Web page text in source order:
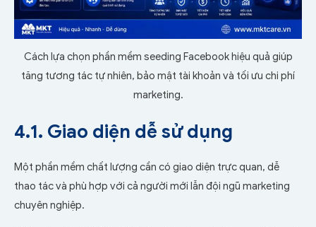
Cách lựa chọn phần mềm seeding Facebook hiệu quả giúp
tăng tương tác tự nhiên, bảo mật tài khoản và tối ưu chi phí
marketing.
4.1. Giao diện dễ sử dụng
Một phần mềm chất lượng cần có giao diện trực quan, dễ
thao tác và phù hợp với cả người mới lẫn đội ngũ marketing
chuyên nghiệp.